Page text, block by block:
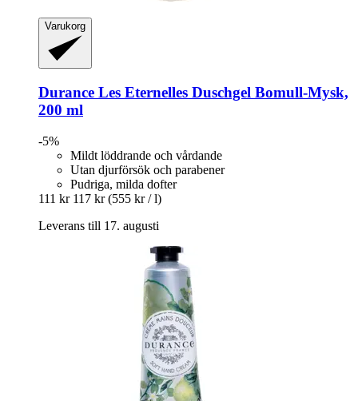
Varukorg
Durance Les Eternelles Duschgel Bomull-​Mysk,
200 ml
-5%
Mildt löddrande och vårdande
Utan djurförsök och parabener
Pudriga, milda dofter
111 kr 117 kr (555 kr / l)
Leverans till 17. augusti